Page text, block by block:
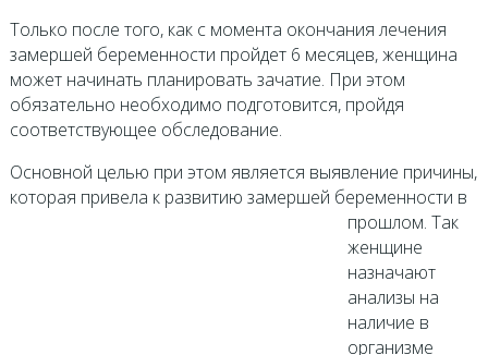
Только после того, как с момента окончания лечения
замершей беременности пройдет 6 месяцев, женщина
может начинать планировать зачатие. При этом
обязательно необходимо подготовится, пройдя
соответствующее обследование.
Основной целью при этом является выявление причины,
которая привела к развитию замершей беременности в
прошлом. Так
женщине
назначают
анализы на
наличие в
организме